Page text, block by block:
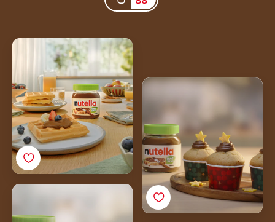
Veganiški vafliai su
„Nutella®“
Veganiški keksiukai su